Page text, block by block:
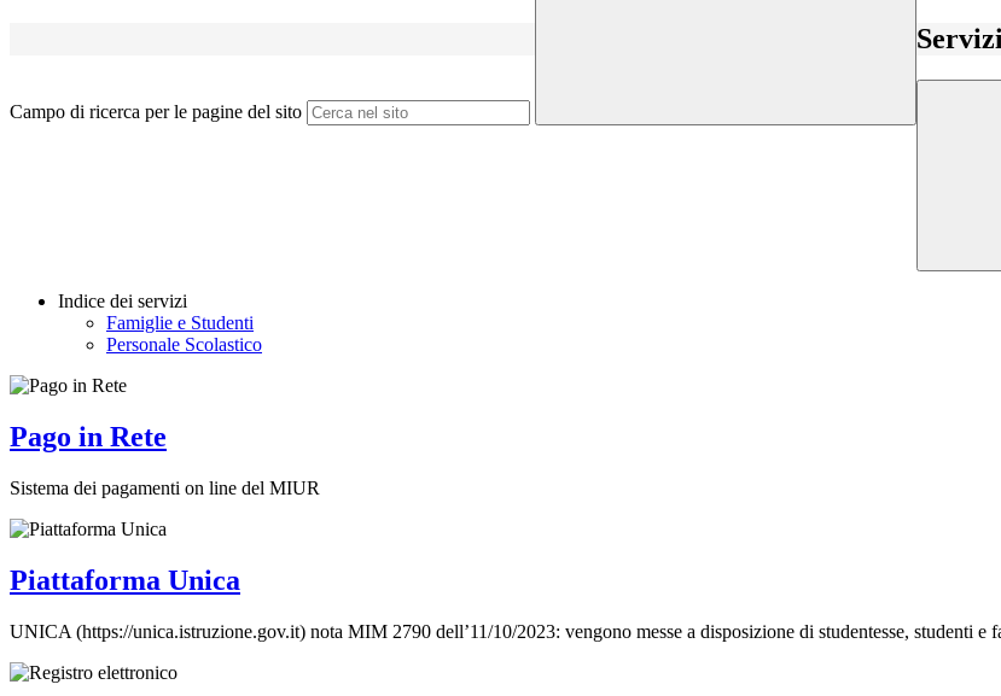
Campo di ricerca per le pagine del sito
Indice dei servizi
Famiglie e Studenti
Personale Scolastico
Pago in Rete
Sistema dei pagamenti on line del MIUR
Piattaforma Unica
UNICA (https://unica.istruzione.gov.it) nota MIM 2790 dell’11/10/2023: vengono messe a disposizione di studentesse, studenti e